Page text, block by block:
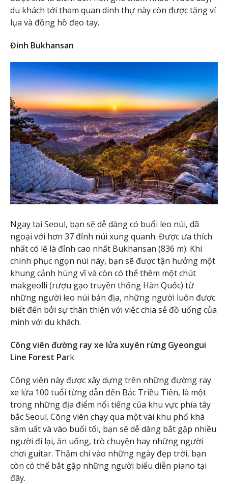
du khách tới tham quan dinh thự này còn được tặng ví
lụa và đồng hồ đeo tay.
Đỉnh Bukhansan
Ngay tại Seoul, bạn sẽ dễ dàng có buổi leo núi, dã
ngoại với hơn 37 đỉnh núi xung quanh. Được ưa thích
nhất có lẽ là đỉnh cao nhất Bukhansan (836 m). Khi
chinh phục ngọn núi này, bạn sẽ được tận hưởng một
khung cảnh hùng vĩ và còn có thể thêm một chút
makgeolli (rượu gạo truyền thống Hàn Quốc) từ
những người leo núi bản địa, những người luôn được
biết đến bởi sự thân thiện với việc chia sẻ đồ uống của
mình với du khách.
Công viên đường ray xe lửa xuyên rừng Gyeongui
Line Forest Park
Công viên này được xây dựng trên những đường ray
xe lửa 100 tuổi từng dẫn đến Bắc Triều Tiên, là một
trong những địa điểm nổi tiếng của khu vực phía tây
bắc Seoul. Công viên chạy qua một vài khu phố khá
sầm uất và vào buổi tối, bạn sẽ dễ dàng bắt gặp nhiều
người đi lại, ăn uống, trò chuyện hay những người
chơi guitar. Thậm chí vào những ngày đẹp trời, bạn
còn có thể bắt gặp những người biểu diễn piano tại
đây.